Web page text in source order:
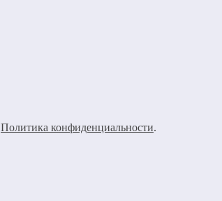
Политика конфиденциальности.